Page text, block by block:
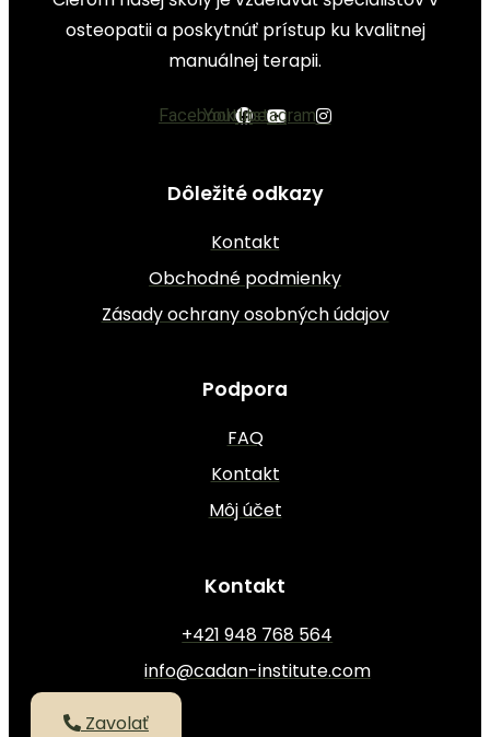
osteopatii a poskytnúť prístup ku kvalitnej
manuálnej terapii.
FacebookYoutubeInstagram
Dôležité odkazy
Kontakt
Obchodné podmienky
Zásady ochrany osobných údajov
Podpora
FAQ
Kontakt
Môj účet
Kontakt
+421 948 768 564
info@cadan-institute.com
Zavolať